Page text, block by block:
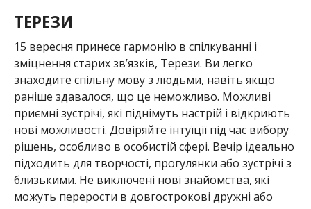
ТЕРЕЗИ
15 вересня принесе гармонію в спілкуванні і
зміцнення старих зв’язків, Терези. Ви легко
знаходите спільну мову з людьми, навіть якщо
раніше здавалося, що це неможливо. Можливі
приємні зустрічі, які піднімуть настрій і відкриють
нові можливості. Довіряйте інтуїції під час вибору
рішень, особливо в особистій сфері. Вечір ідеально
підходить для творчості, прогулянки або зустрічі з
близькими. Не виключені нові знайомства, які
можуть перерости в довгострокові дружні або